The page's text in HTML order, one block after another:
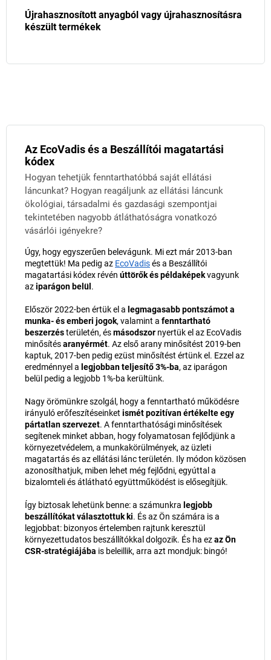
Újrahasznosított anyagból vagy újrahasznosításra
készült termékek
Az EcoVadis és a Beszállítói magatartási
kódex
Hogyan tehetjük fenntarthatóbbá saját ellátási
láncunkat? Hogyan reagáljunk az ellátási láncunk
ökológiai, társadalmi és gazdasági szempontjai
tekintetében nagyobb átláthatóságra vonatkozó
vásárlói igényekre?
Úgy, hogy egyszerűen belevágunk. Mi ezt már 2013-ban
megtettük! Ma pedig az EcoVadisés a Beszállítói
magatartási kódex révén úttörők és példaképekvagyunk
aziparágon belül .
Először 2022-ben értük el a legmagasabb pontszámot a
munka- és emberi jogok, valamint a fenntartható
beszerzésterületén, ésmásodszor nyertük el az EcoVadis
minősítésaranyérmét. Az első arany minősítést 2019-ben
kaptuk, 2017-ben pedig ezüst minősítést értünk el. Ezzel az
eredménnyel a legjobban teljesítő 3%-ba, az iparágon
belül pedig a legjobb 1%-ba kerültünk.
Nagy örömünkre szolgál, hogy a fenntartható működésre
irányuló erőfeszítéseinket ismét pozitívan értékelte egy
pártatlan szervezet. A fenntarthatósági minősítések
segítenek minket abban, hogy folyamatosan fejlődjünk a
környezetvédelem, a munkakörülmények, az üzleti
magatartás és az ellátási lánc területén. Ily módon közösen
azonosíthatjuk, miben lehet még fejlődni, egyúttal a
bizalomteli és átlátható együttműködést is elősegítjük.
Így biztosak lehetünk benne: a számunkra legjobb
beszállítókat választottuk ki. És az Ön számára is a
legjobbat: bizonyos értelemben rajtunk keresztül
környezettudatos beszállítókkal dolgozik. És ha ezaz Ön
CSR-stratégiájába is beleillik, arra azt mondjuk: bingó!